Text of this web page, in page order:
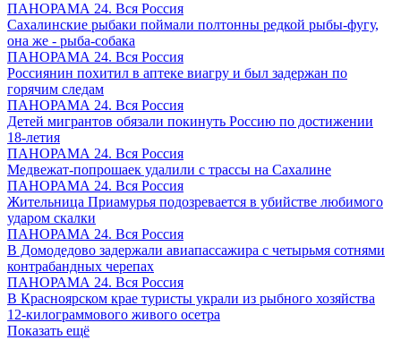
ПАНОРАМА 24. Вся Россия
Сахалинские рыбаки поймали полтонны редкой рыбы-фугу,
она же - рыба-собака
ПАНОРАМА 24. Вся Россия
Россиянин похитил в аптеке виагру и был задержан по
горячим следам
ПАНОРАМА 24. Вся Россия
Детей мигрантов обязали покинуть Россию по достижении
18-летия
ПАНОРАМА 24. Вся Россия
Медвежат-попрошаек удалили с трассы на Сахалине
ПАНОРАМА 24. Вся Россия
Жительница Приамурья подозревается в убийстве любимого
ударом скалки
ПАНОРАМА 24. Вся Россия
В Домодедово задержали авиапассажира с четырьмя сотнями
контрабандных черепах
ПАНОРАМА 24. Вся Россия
В Красноярском крае туристы украли из рыбного хозяйства
12-килограммового живого осетра
Показать ещё